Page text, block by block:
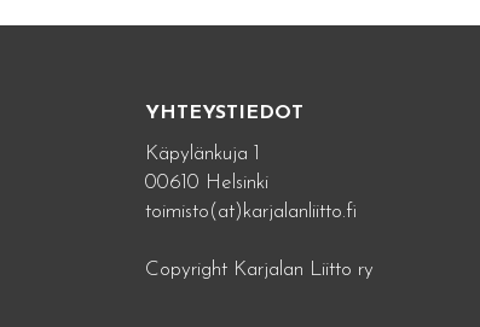
YHTEYSTIEDOT
Käpylänkuja 1
00610 Helsinki
toimisto(at)karjalanliitto.fi
Copyright Karjalan Liitto ry